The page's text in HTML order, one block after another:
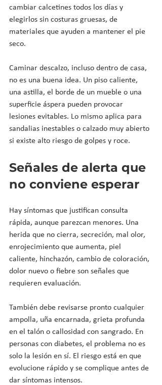
cambiar calcetines todos los días y
elegirlos sin costuras gruesas, de
materiales que ayuden a mantener el pie
seco.
Caminar descalzo, incluso dentro de casa,
no es una buena idea. Un piso caliente,
una astilla, el borde de un mueble o una
superficie áspera pueden provocar
lesiones evitables. Lo mismo aplica para
sandalias inestables o calzado muy abierto
si existe alto riesgo de golpes y roce.
Señales de alerta que
no conviene esperar
Hay síntomas que justifican consulta
rápida, aunque parezcan menores. Una
herida que no cierra, secreción, mal olor,
enrojecimiento que aumenta, piel
caliente, hinchazón, cambio de coloración,
dolor nuevo o fiebre son señales que
requieren evaluación.
También debe revisarse pronto cualquier
ampolla, uña encarnada, grieta profunda
en el talón o callosidad con sangrado. En
personas con diabetes, el problema no es
solo la lesión en sí. El riesgo está en que
evolucione rápido y se complique antes de
dar síntomas intensos.